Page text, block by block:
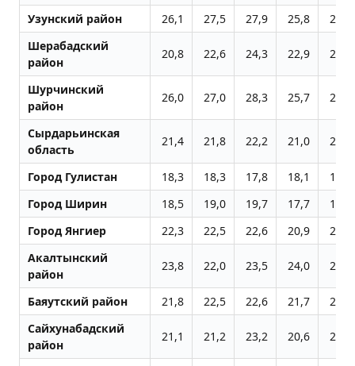
Узунский район
26,1 27,5 27,9 25,8
26,9
Шерабадский
район
20,8 22,6 24,3 22,9 24,2
Шурчинский
район
26,0 27,0 28,3 25,7 26,3
Сырдарьинская
область
21,4 21,8 22,2 21,0 21,2
Город Гулистан 18,3 18,3 17,8 18,1
19,3
Город Ширин
18,5 19,0 19,7 17,7
18,2
Город Янгиер
22,3 22,5 22,6 20,9
20,8
Акалтынский
район
23,8 22,0 23,5 24,0 22,1
Баяутский район 21,8 22,5 22,6 21,7
21,9
Сайхунабадский
район
21,1 21,2 23,2 20,6 21,2